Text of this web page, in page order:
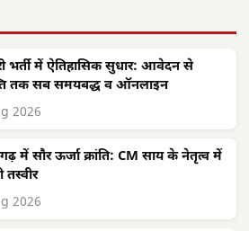
भर्ती में ऐतिहासिक सुधार: आवेदन से
तक सब समयबद्ध व ऑनलाइन
2026
में सौर ऊर्जा क्रांति: CM साय के नेतृत्व में
तस्वीर
2026